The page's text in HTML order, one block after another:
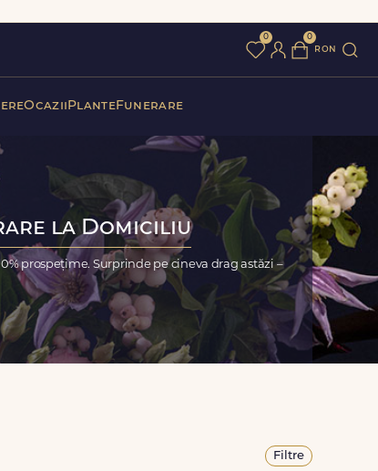
0 0
ron
Ocazii PlanteFunerare
la Domiciliu
prospețime. Surprinde pe cineva drag astăzi –
Filtre